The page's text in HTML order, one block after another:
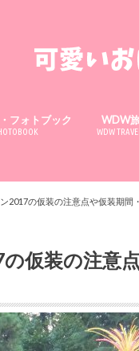
フォトブック WDW
WDW
2017の仮装の注意点や仮装期間
仮装の注意